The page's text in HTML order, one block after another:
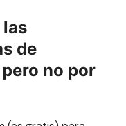
de
no por